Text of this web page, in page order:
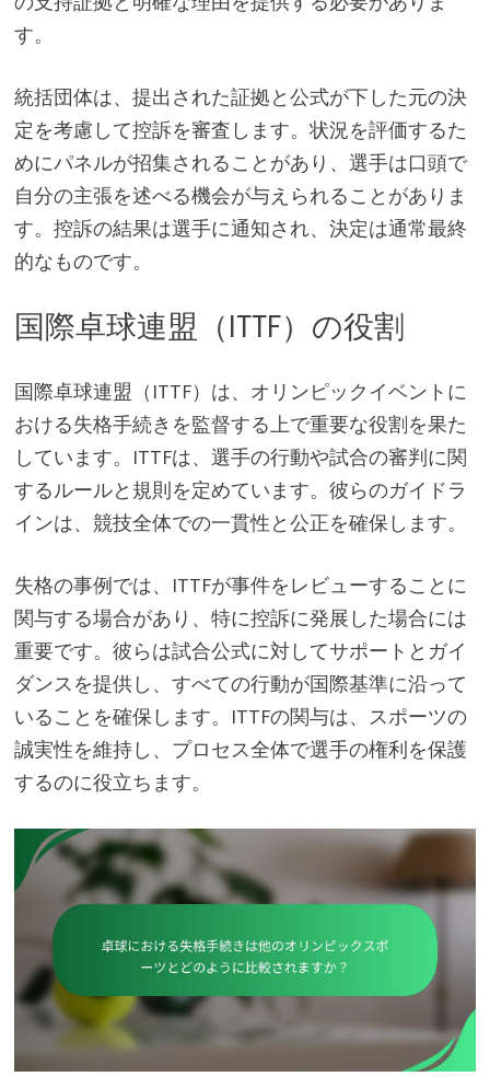
す。
統括団体は、提出された証拠と公式が下した元の決
定を考慮して控訴を審査します。状況を評価するた
めにパネルが招集されることがあり、選手は口頭で
自分の主張を述べる機会が与えられることがありま
す。控訴の結果は選手に通知され、決定は通常最終
的なものです。
国際卓球連盟（ITTF）の役割
国際卓球連盟（ITTF）は、オリンピックイベントに
おける失格手続きを監督する上で重要な役割を果た
しています。ITTFは、選手の行動や試合の審判に関
するルールと規則を定めています。彼らのガイドラ
インは、競技全体での一貫性と公正を確保します。
失格の事例では、ITTFが事件をレビューすることに
関与する場合があり、特に控訴に発展した場合には
重要です。彼らは試合公式に対してサポートとガイ
ダンスを提供し、すべての行動が国際基準に沿って
いることを確保します。ITTFの関与は、スポーツの
誠実性を維持し、プロセス全体で選手の権利を保護
するのに役立ちます。